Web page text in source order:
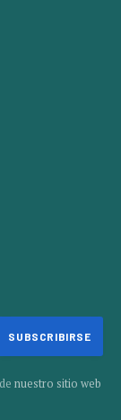
nuestro sitio web